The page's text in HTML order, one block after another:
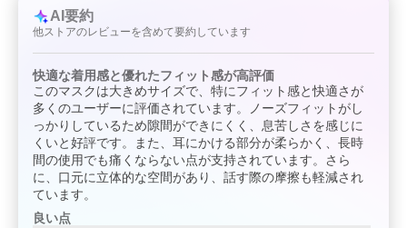
AI要約
他ストアのレビューを含めて要約しています
快適な着用感と優れたフィット感が高評価
このマスクは大きめサイズで、特にフィット感と快適さが
多くのユーザーに評価されています。ノーズフィットがし
っかりしているため隙間ができにくく、息苦しさを感じに
くいと好評です。また、耳にかける部分が柔らかく、長時
間の使用でも痛くならない点が支持されています。さら
に、口元に立体的な空間があり、話す際の摩擦も軽減され
ています。
良い点